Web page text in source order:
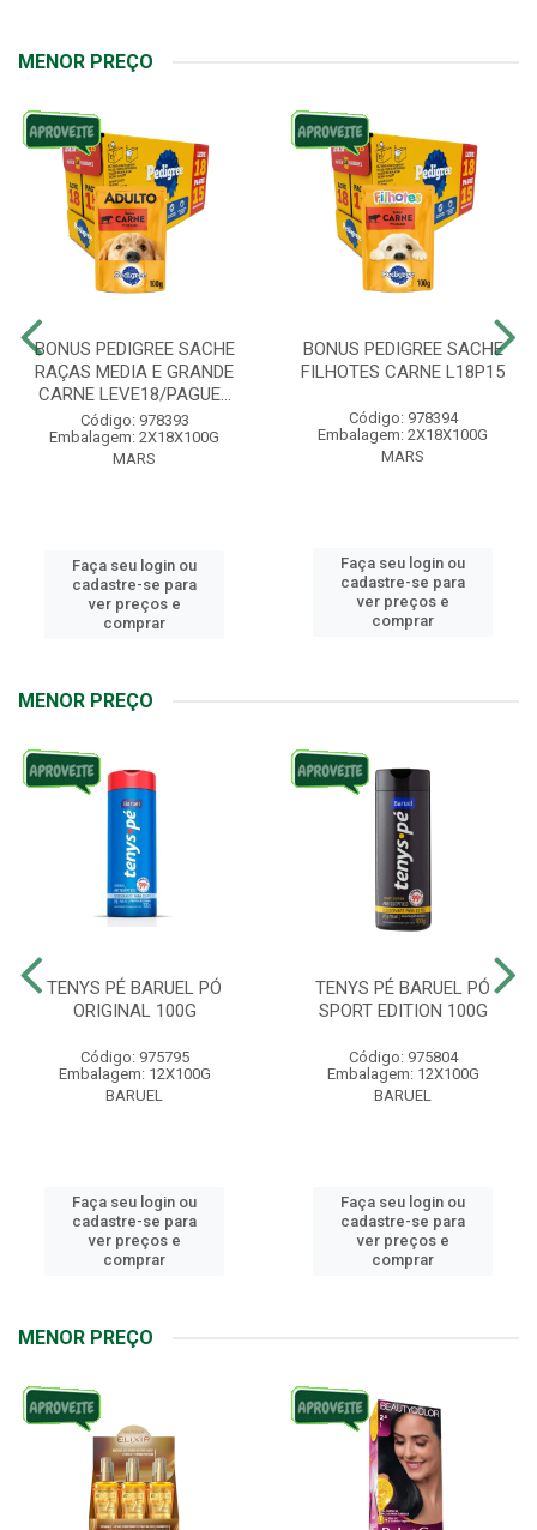
MENOR PREÇO
BONUS PEDIGREE SACHE
RAÇAS MEDIA E GRANDE
CARNE LEVE18/PAGUE...
Código: 978393
Embalagem: 2X18X100G
MARS
Faça seu login ou
cadastre-se para
ver preços e
comprar
BONUS PEDIGREE SACHE
FILHOTES CARNE L18P15
Código: 978394
Embalagem: 2X18X100G
MARS
Faça seu login ou
cadastre-se para
ver preços e
comprar
MENOR PREÇO
TENYS PÉ BARUEL PÓ
ORIGINAL 100G
Código: 975795
Embalagem: 12X100G
BARUEL
Faça seu login ou
cadastre-se para
ver preços e
comprar
TENYS PÉ BARUEL PÓ
SPORT EDITION 100G
Código: 975804
Embalagem: 12X100G
BARUEL
Faça seu login ou
cadastre-se para
ver preços e
comprar
MENOR PREÇO